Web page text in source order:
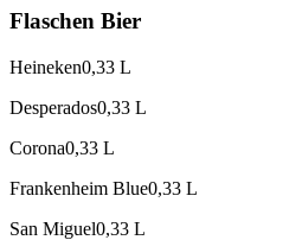
Flaschen Bier
Heineken0,33 L
Desperados0,33 L
Corona0,33 L
Frankenheim Blue0,33 L
San Miguel0,33 L